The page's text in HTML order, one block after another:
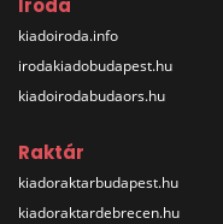
kiadoiroda.info
irodakiadobudapest.hu
kiadoirodabudaors.hu
Raktár
kiadoraktarbudapest.hu
kiadoraktardebrecen.hu